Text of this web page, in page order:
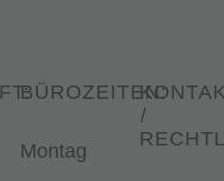
BÜROZEITEN:
Montag
/